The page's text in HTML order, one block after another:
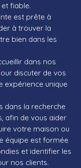
fiable.
est prête à
à trouver la
bien dans les
dans nos
discuter de vos
unique
dans la recherche
afin de vous aider
votre maison ou
équipe est formée
et identifier les
nos clients.